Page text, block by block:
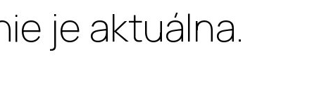
je aktuálna.